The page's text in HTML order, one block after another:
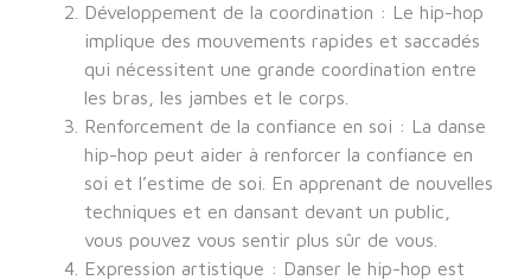
Développement de la coordination : Le hip-hop
implique des mouvements rapides et saccadés
qui nécessitent une grande coordination entre
les bras, les jambes et le corps.
Renforcement de la confiance en soi : La danse
hip-hop peut aider à renforcer la confiance en
soi et l’estime de soi. En apprenant de nouvelles
techniques et en dansant devant un public,
vous pouvez vous sentir plus sûr de vous.
Expression artistique : Danser le hip-hop est